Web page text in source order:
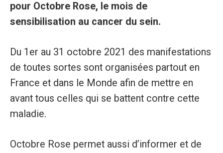
pour Octobre Rose, le mois de
sensibilisation au cancer du sein.
Du 1er au 31 octobre 2021 des manifestations
de toutes sortes sont organisées partout en
France et dans le Monde afin de mettre en
avant tous celles qui se battent contre cette
maladie.
Octobre Rose permet aussi d’informer et de